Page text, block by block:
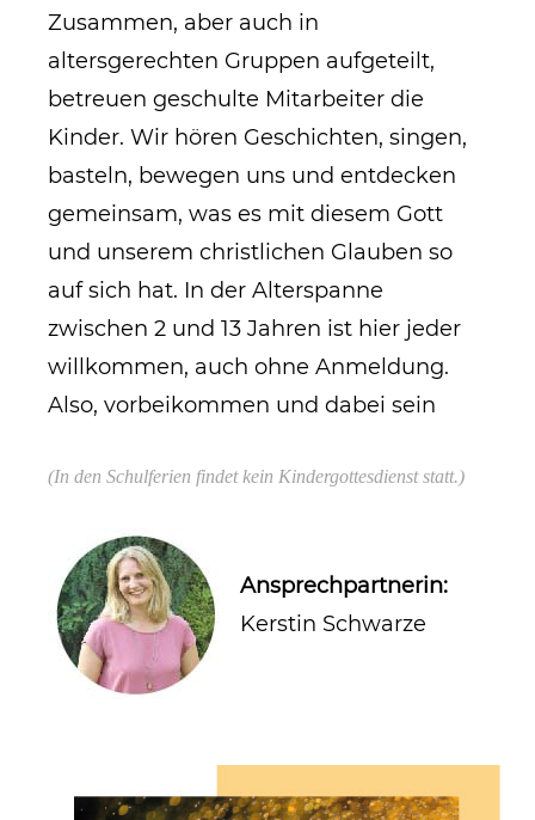
​Zusammen, aber auch in
altersgerechten Gruppen aufgeteilt,
betreuen geschulte Mitarbeiter die
Kinder. Wir hören Geschichten, singen,
basteln, bewegen uns und entdecken
gemeinsam, was es mit diesem Gott
und unserem christlichen Glauben so
auf sich hat. In der Alterspanne
zwischen 2 und 13 Jahren ist hier jeder
willkommen, auch ohne Anmeldung.
Also, vorbeikommen und dabei sein
(In den Schulferien findet kein Kindergottesdienst statt.)
Ansprechpartnerin:
Kerstin Schwarze